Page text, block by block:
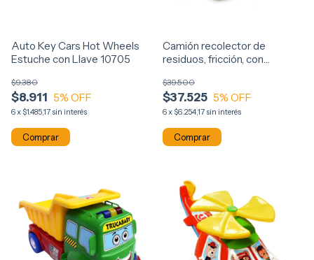
Auto Key Cars Hot Wheels
Estuche con Llave 10705
$8.911
$9.380
5% OFF
6x$1.485,17 sin interés
Comprar
Camión recolector de
residuos, fricción, con
8148
$37.525
$39.500
5% OFF
6x$6.254,17 sin interés
Comprar